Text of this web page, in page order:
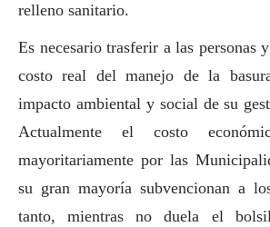
relleno sanitario.
Es necesario trasferir a las personas
costo real del manejo de la
impacto ambiental y socialde su
Actualmente el costo
mayoritariamente por las
su gran mayoría subvencionan a
tanto, mientras no duela el